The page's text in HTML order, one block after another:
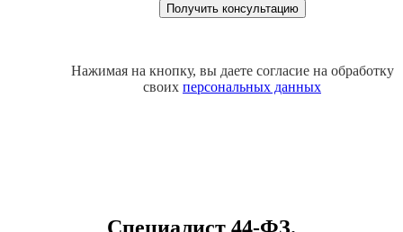
Нажимая на кнопку, вы даете согласие на обработку
своих персональных данных
Специалист 44-ФЗ.